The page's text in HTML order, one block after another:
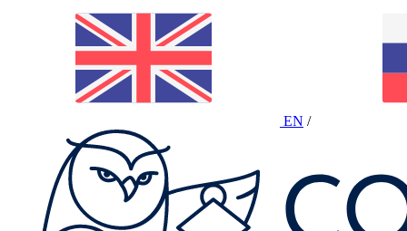
EN /